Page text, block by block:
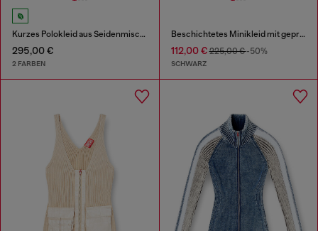
Kurzes Polokleid aus Seidenmischung in Rippstrick
295,00 €
2 FARBEN
Beschichtetes Minikleid mit geprägtem Oval D
112,00 €225,00 €-50%
SCHWARZ